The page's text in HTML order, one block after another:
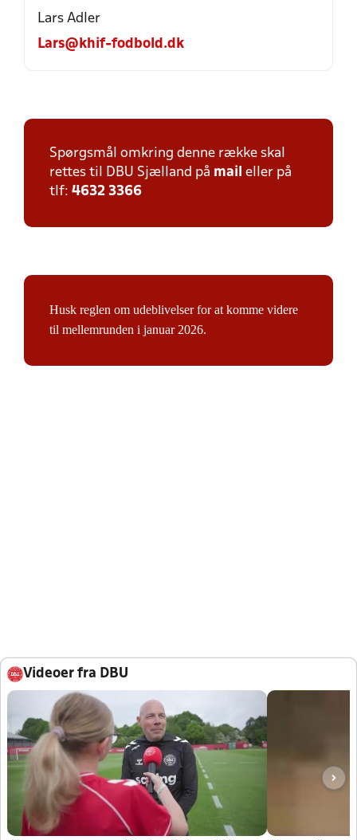
Lars Adler
Lars@khif-fodbold.dk
Spørgsmål omkring denne række skal
rettes til DBU Sjælland på mail eller på
tlf: 4632 3366
Husk reglen om udeblivelser for at komme videre
til mellemrunden i januar 2026.
Videoer fra DBU